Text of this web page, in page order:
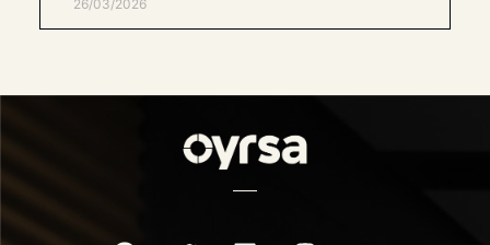
26/03/2026